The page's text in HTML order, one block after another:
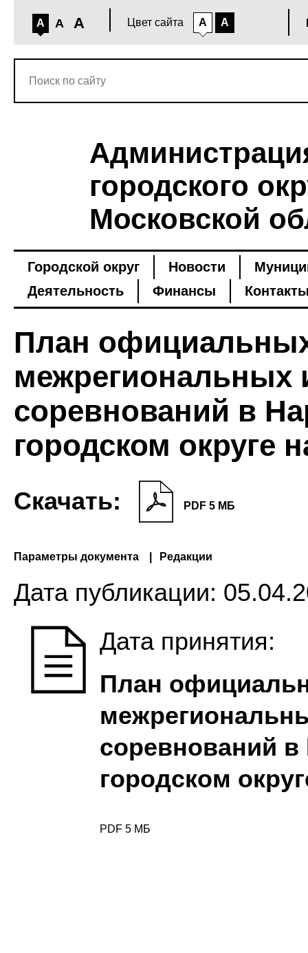
A A A Цвет сайта A A
городского
Московской
Городской округ Новости
Деятельность
Финансы
План
межрегиональных
соревнований в
городском округе
Скачать: PDF 5 МБ
Параметры документа Редакции
Дата публикации:
Дата принятия:
План
соревнований
городском
PDF 5 МБ